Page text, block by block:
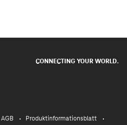
CONNECTING YOUR WORLD.
AGB Produktinformationsblatt